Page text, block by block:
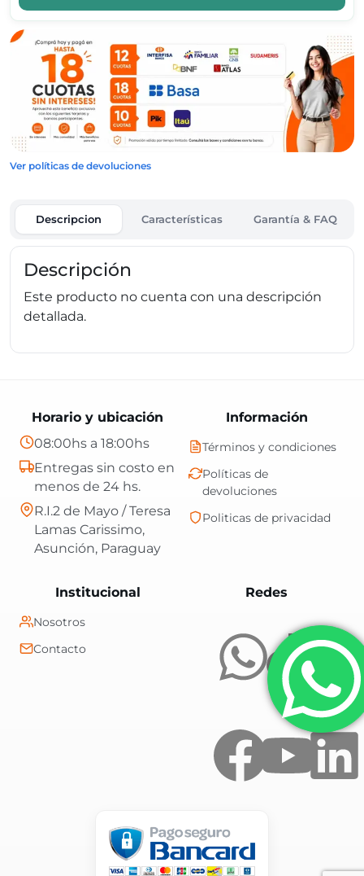
Ver políticas de devoluciones
Descripcion Características Garantía & FAQ
Descripción
Este producto no cuenta con una descripción
detallada.
RedesCentral Shop es
Información
Términos y condiciones
Políticas de
devoluciones
Politicas de privacidad
Institucional
Nosotros
Contacto
Horario y ubicación
08:00hs a 18:00hs
Entregas sin costo en
menos de 24 hs.
R.I.2 de Mayo / Teresa
Lamas Carissimo,
Asunción, Paraguay